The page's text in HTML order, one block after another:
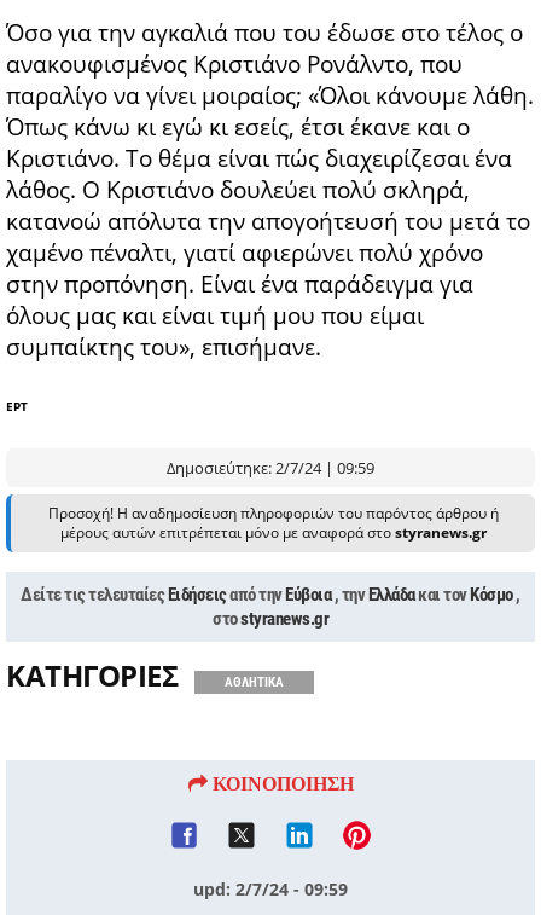
Όσο για την αγκαλιά που του έδωσε στο τέλος ο
ανακουφισμένος Κριστιάνο Ρονάλντο, που
παραλίγο να γίνει μοιραίος; «Όλοι κάνουμε λάθη.
Όπως κάνω κι εγώ κι εσείς, έτσι έκανε και ο
Κριστιάνο. Το θέμα είναι πώς διαχειρίζεσαι ένα
λάθος. Ο Κριστιάνο δουλεύει πολύ σκληρά,
κατανοώ απόλυτα την απογοήτευσή του μετά το
χαμένο πέναλτι, γιατί αφιερώνει πολύ χρόνο
στην προπόνηση. Είναι ένα παράδειγμα για
όλους μας και είναι τιμή μου που είμαι
συμπαίκτης του», επισήμανε.
ΕΡΤ
Δημοσιεύτηκε: 2/7/24 | 09:59
Προσοχή! Η αναδημοσίευση πληροφοριών του παρόντος άρθρου ή
μέρους αυτών επιτρέπεται μόνο με αναφορά στοstyranews.gr
Δείτε τις τελευταίες Ειδήσειςαπό την Εύβοια , την Ελλάδακαι τον Κόσμο,
στοstyranews.gr
ΚΑΤΗΓΟΡΙΕΣ ΑΘΛΗΤΙΚΑ
ΚΟΙΝΟΠΟΙΗΣΗ
upd: 2/7/24 - 09:59